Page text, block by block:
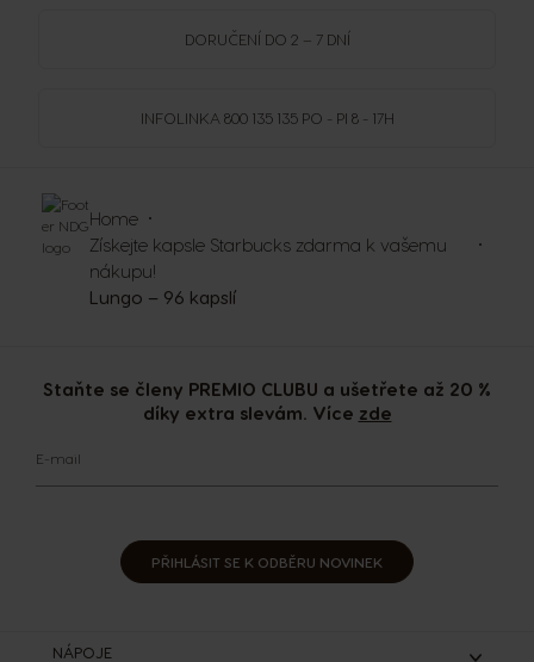
DORUČENÍ DO 2 – 7 DNÍ
INFOLINKA 800 135 135 PO - PI 8 - 17H
Staňte se členy PREMIO CLUBU a ušetřete až 20 %
díky extra slevám. Více zde
E-mail
PŘIHLÁSIT SE K ODBĚRU NOVINEK
Home
Získejte kapsle Starbucks zdarma k vašemu
nákupu!
Lungo – 96 kapslí
NÁPOJE